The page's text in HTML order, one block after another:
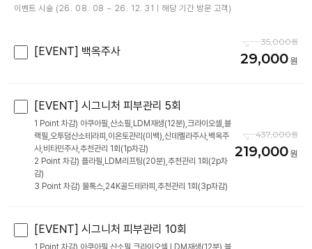
이벤트 시술 (26. 08. 08 ~ 26. 12. 31 | 해당 기간 방문 고객)
[EVENT] 백옥주사
35,000
29,000
[EVENT] 시그니처 피부관리 5회
1 Point 차감) 아쿠아필,산소필,LDM재생(12분),크라이오셀,블
랙필,오투덤산소테라피,이온토관리(미백),신데렐라주사,백옥주
사,비타민주사,추천관리 1회(1p차감)
2 Point 차감) 플라필,LDM리프팅(20분),추천관리 1회(2p차
감)
3 Point 차감) 물톡스,24K골드테라피,추천관리 1회(3p차감)
437,000
219,000
[EVENT] 시그니처 피부관리 10회
1 Point 차감) 아쿠아필,산소필,크라이오셀,LDM재생(12분),블